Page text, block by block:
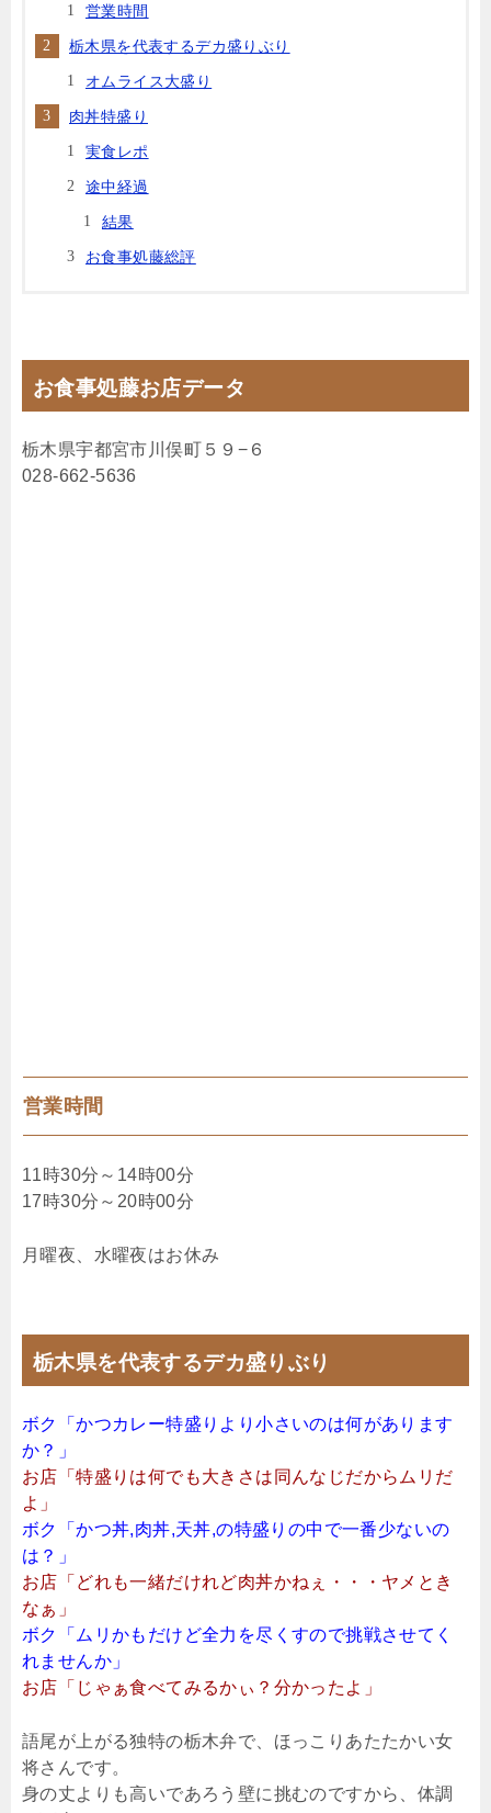
営業時間
栃木県を代表するデカ盛りぶり
オムライス大盛り
肉丼特盛り
実食レポ
途中経過
結果
お食事処藤総評
お食事処藤お店データ
栃木県宇都宮市川俣町５９−６
028-662-5636
営業時間
11時30分～14時00分
17時30分～20時00分
月曜夜、水曜夜はお休み
栃木県を代表するデカ盛りぶり
ボク「かつカレー特盛りより小さいのは何があります
か？」
お店「特盛りは何でも大きさは同んなじだからムリだ
よ」
ボク「かつ丼,肉丼,天丼,の特盛りの中で一番少ないの
は？」
お店「どれも一緒だけれど肉丼かねぇ・・・ヤメとき
なぁ」
ボク「ムリかもだけど全力を尽くすので挑戦させてく
れませんか」
お店「じゃぁ食べてみるかぃ？分かったよ」
語尾が上がる独特の栃木弁で、ほっこりあたたかい女
将さんです。
身の丈よりも高いであろう壁に挑むのですから、体調